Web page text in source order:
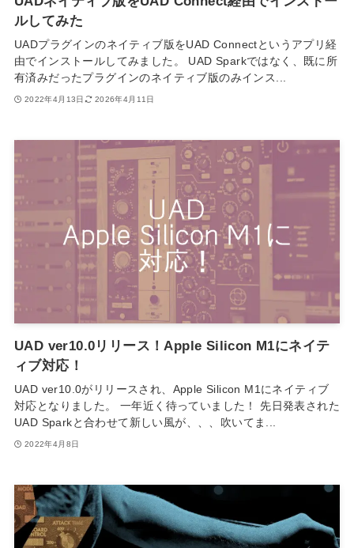
ルしてみた
UADプラグインのネイティブ版をUAD Connectというアプリ経
由でインストールしてみました。 UAD Sparkではなく、既に所
有済みだったプラグインのネイティブ版のみインス...
2022年4月13日 2026年4月11日
UAD ver10.0リリース！Apple Silicon M1にネイテ
ィブ対応！
UAD ver10.0がリリースされ、Apple Silicon M1にネイティブ
対応となりました。 一年近く待っていました！ 先日発表された
UAD Sparkと合わせて新しい風が、、、吹いてま...
2022年4月8日